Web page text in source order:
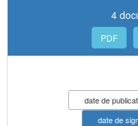
4
PDF
date de
date de